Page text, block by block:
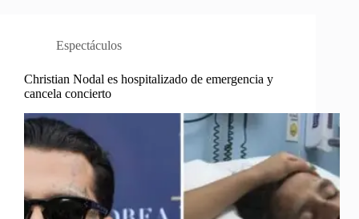
Espectáculos
Christian Nodal es hospitalizado de emergencia y
cancela concierto